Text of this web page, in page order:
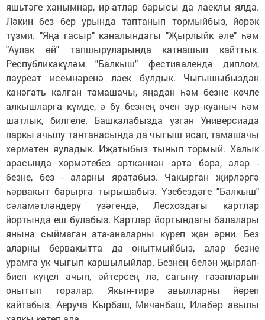
яшьтәге ханымнар, ир-атлар барысы да лаеклы ялда.
Ләкин без бер урында таптанып тормыйбыз, йөрәк
түзми. "Яңа гасыр" каналындагы "Җырлыйк әле" һәм
"Аулак өй" тапшыруларында катнашып кайттык.
Республикакүләм "Балкыш" фестивалендә диплом,
лауреат исемнәренә лаек булдык. Чыгышыбыздан
канәгать калган тамашачы, яңадан һәм безне көчле
алкышларга күмде, ә бу безнең өчен зур куаныч һәм
шатлык, билгеле. Башкалабызда узган Универсиада
паркы ачылу тантанасында да чыгыш ясап, тамашачы
хөрмәтен яуладык. Иҗатыбыз тынып тормый. Халык
арасында хөрмәтебез артканнан арта бара, алар -
безне, без - аларны яратабыз. Чакырган җирләргә
һәрвакыт барырга тырышабыз. Үзебездәге "Балкыш"
сәламәтләндерү үзәгендә, Лесхоздагы картлар
йортында еш булабыз. Картлар йортындагы балалары
янына сыймаган ата-аналарны күреп җан әрни. Без
аларны бервакытта да онытмыйбыз, алар безне
урамга ук чыгып каршылыйлар. Безнең белән җырлап-
биеп күңел ачып, әйтерсең лә, сагыну газапларын
онытып торалар. Якын-тирә авылларны йөреп
кайтабыз. Аеруча Кырбаш, Мичәнбаш, Иләбәр авылы